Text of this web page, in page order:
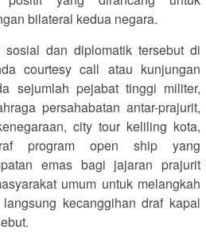
bilateral kedua negara.
sosial dan diplomatik tersebut di
courtesy call atau kunjungan
sejumlah pejabat tinggi militer,
persahabatan antar-prajurit,
city tour keliling kota,
program open ship yang
emas bagi jajaran prajurit
umum untuk melangkah
kecanggihan draf kapal